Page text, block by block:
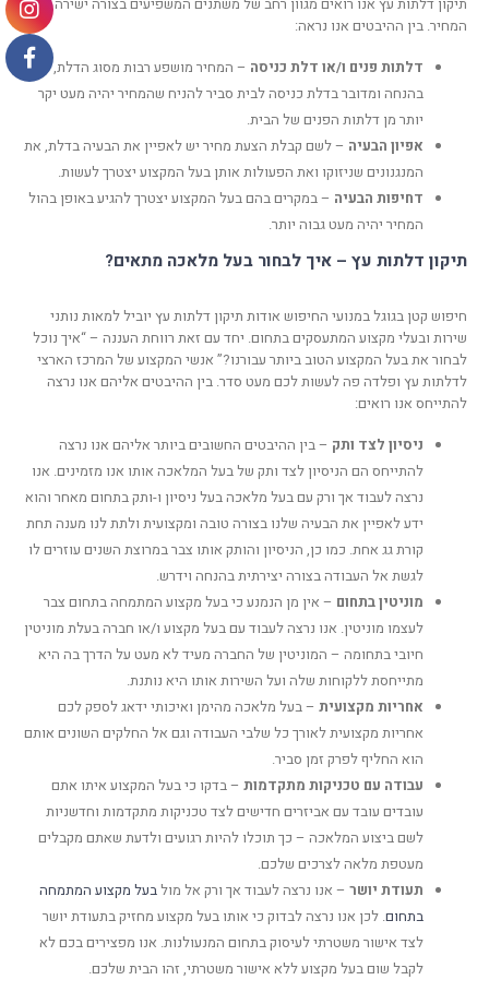
המחיר. בין ההיבטים אנו נראה:
דלתות פנים ו/או דלת כניסה – המחיר מושפע רבות מסוג הדלת,
בהנחה ומדובר בדלת כניסה לבית סביר להניח שהמחיר יהיה מעט יקר
יותר מן דלתות הפנים של הבית.
אפיון הבעיה – לשם קבלת הצעת מחיר יש לאפיין את הבעיה בדלת, את
המנגנונים שניזוקו ואת הפעולות אותן בעל המקצוע יצטרך לעשות.
דחיפות הבעיה – במקרים בהם בעל המקצוע יצטרך להגיע באופן בהול
המחיר יהיה מעט גבוה יותר.
תיקון דלתות עץ – איך לבחור בעל מלאכה מתאים?
חיפוש קטן בגוגל במנועי החיפוש אודות תיקון דלתות עץ יוביל למאות נותני
שירות ובעלי מקצוע המתעסקים בתחום. יחד עם זאת רווחת העננה – “איך נוכל
לבחור את בעל המקצוע הטוב ביותר עבורנו?” אנשי המקצוע של המרכז הארצי
לדלתות עץ ופלדה פה לעשות לכם מעט סדר. בין ההיבטים אליהם אנו נרצה
להתייחס אנו רואים:
ניסיון לצד ותק – בין ההיבטים החשובים ביותר אליהם אנו נרצה
להתייחס הם הניסיון לצד ותק של בעל המלאכה אותו אנו מזמינים. אנו
נרצה לעבוד אך ורק עם בעל מלאכה בעל ניסיון ו-ותק בתחום מאחר והוא
ידע לאפיין את הבעיה שלנו בצורה טובה ומקצועית ולתת לנו מענה תחת
קורת גג אחת. כמו כן, הניסיון והותק אותו צבר במרוצת השנים עוזרים לו
לגשת אל העבודה בצורה יצירתית בהנחה וידרש.
מוניטין בתחום – אין מן הנמנע כי בעל מקצוע המתמחה בתחום צבר
לעצמו מוניטין. אנו נרצה לעבוד עם בעל מקצוע ו/או חברה בעלת מוניטין
חיובי בתחומה – המוניטין של החברה מעיד לא מעט על הדרך בה היא
מתייחסת ללקוחות שלה ועל השירות אותו היא נותנת.
אחריות מקצועית – בעל מלאכה מהימן ואיכותי ידאג לספק לכם
אחריות מקצועית לאורך כל שלבי העבודה וגם אל החלקים השונים אותם
הוא החליף לפרק זמן סביר.
עבודה עם טכניקות מתקדמות – בדקו כי בעל המקצוע איתו אתם
עובדים עובד עם אביזרים חדישים לצד טכניקות מתקדמות וחדשניות
לשם ביצוע המלאכה – כך תוכלו להיות רגועים ולדעת שאתם מקבלים
מעטפת מלאה לצרכים שלכם.
תעודת יושר – אנו נרצה לעבוד אך ורק אל מולבעל מקצוע המתמחה
בתחום. לכן אנו נרצה לבדוק כי אותו בעל מקצוע מחזיק בתעודת יושר
לצד אישור משטרתי לעיסוק בתחום המנעולנות. אנו מפצירים בכם לא
לקבל שום בעל מקצוע ללא אישור משטרתי, זהו הבית שלכם.